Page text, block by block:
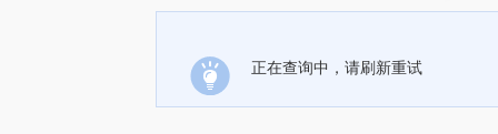
正在查询中，请刷新重试